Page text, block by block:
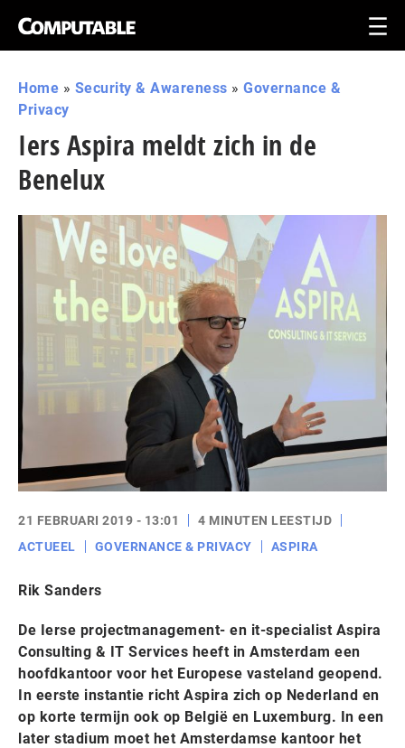
Home » Security & Awareness » Governance &
Privacy
Iers Aspira meldt zich in de
Benelux
21 FEBRUARI 2019 - 13:01
4 MINUTEN LEESTIJD
ACTUEEL
GOVERNANCE & PRIVACY ASPIRA
Rik Sanders
De Ierse projectmanagement- en it-specialist Aspira
Consulting & IT Services heeft in Amsterdam een
hoofdkantoor voor het Europese vasteland geopend.
In eerste instantie richt Aspira zich op Nederland en
op korte termijn ook op België en Luxemburg. In een
later stadium moet het Amsterdamse kantoor het